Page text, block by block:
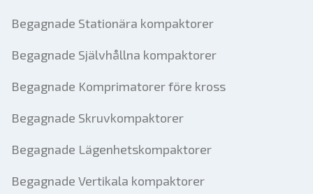
Begagnade Stationära kompaktorer
Begagnade Självhållna kompaktorer
Begagnade Komprimatorer före kross
Begagnade Skruvkompaktorer
Begagnade Lägenhetskompaktorer
Begagnade Vertikala kompaktorer